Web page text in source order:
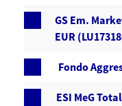
GS Em.
EUR
Fondo
ESI MeG